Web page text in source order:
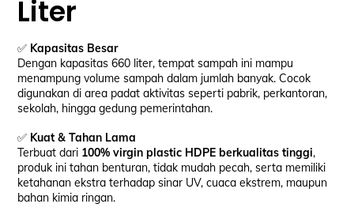
Liter
✅ Kapasitas Besar
Dengan kapasitas 660 liter, tempat sampah ini mampu
menampung volume sampah dalam jumlah banyak. Cocok
digunakan di area padat aktivitas seperti pabrik, perkantoran,
sekolah, hingga gedung pemerintahan.
✅ Kuat & Tahan Lama
Terbuat dari 100% virgin plastic HDPE berkualitas tinggi,
produk ini tahan benturan, tidak mudah pecah, serta memiliki
ketahanan ekstra terhadap sinar UV, cuaca ekstrem, maupun
bahan kimia ringan.